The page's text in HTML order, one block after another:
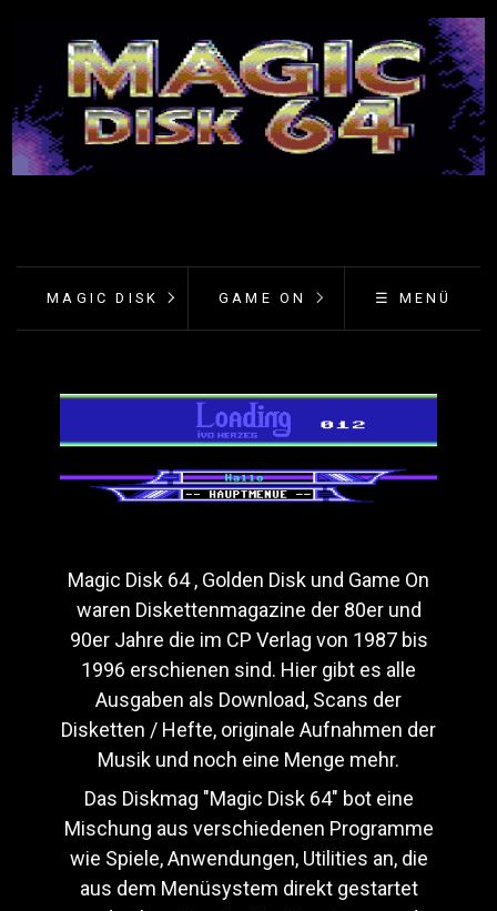
MAGIC DISK GAME ON ☰ MENÜ
Magic Disk 64 , Golden Disk und Game On
waren Diskettenmagazine der 80er und
90er Jahre die im CP Verlag von 1987 bis
1996 erschienen sind. Hier gibt es alle
Ausgaben als Download, Scans der
Disketten / Hefte, originale Aufnahmen der
Musik und noch eine Menge mehr.
Das Diskmag "Magic Disk 64" bot eine
Mischung aus verschiedenen Programme
wie Spiele, Anwendungen, Utilities an, die
aus dem Menüsystem direkt gestartet